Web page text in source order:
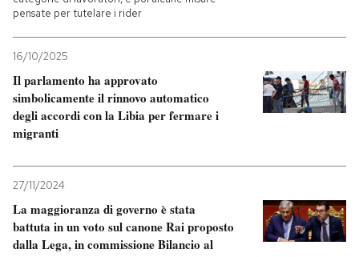
pensate per tutelare i rider
16/10/2025
Il parlamento ha approvato
simbolicamente il rinnovo automatico
degli accordi con la Libia per fermare i
migranti
27/11/2024
La maggioranza di governo è stata
battuta in un voto sul canone Rai proposto
dalla Lega, in commissione Bilancio al